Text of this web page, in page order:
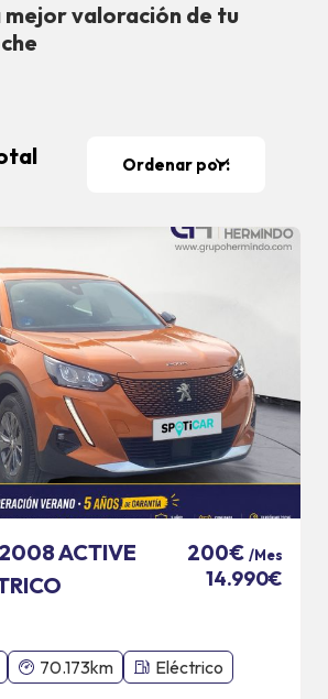
mejor valoración de tu
Ordenar por:
ACTIVE
200€ /Mes
14.990€
70.173km Eléctrico